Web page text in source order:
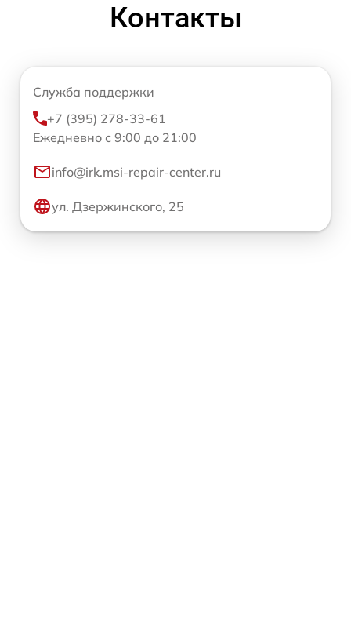
Контакты
Служба поддержки
+7 (395) 278-33-61
Ежедневно с 9:00 до 21:00
info@irk.msi-repair-center.ru
ул. Дзержинского, 25